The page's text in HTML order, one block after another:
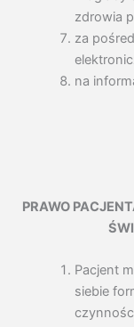
zdrowia
za
na
PRAWO
Pacjent
siebie